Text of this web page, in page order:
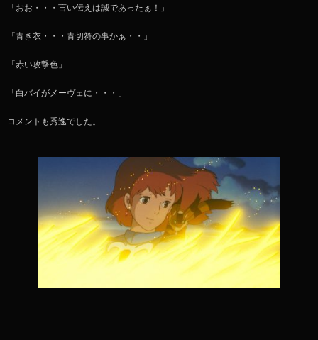
「おお・・・言い伝えは誠であったぁ！」
「青き衣・・・青切符の事かぁ・・」
「赤い攻撃色」
「白バイがメーヴェに・・・」
コメントも秀逸でした。